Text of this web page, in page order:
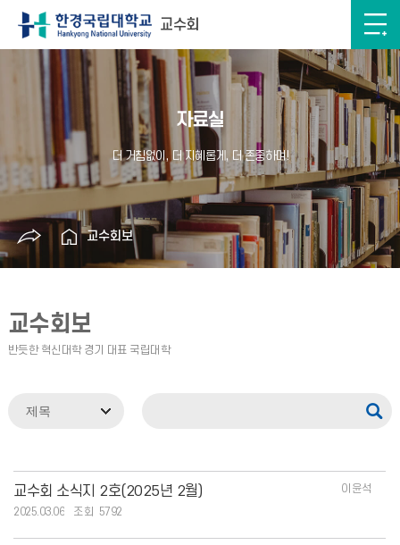
교수회
자료실
교수회보
교수회보
교수회 소식지 2호(2025년 2월)
이윤석
2025.03.06
5792